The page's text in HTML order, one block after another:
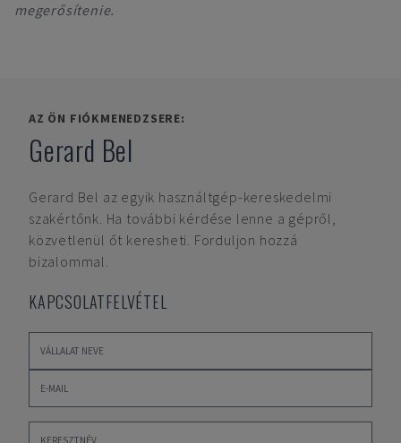
megerősítenie.
AZ ÖN FIÓKMENEDZSERE:
Gerard Bel
Gerard Bel az egyik használtgép-kereskedelmi
szakértőnk. Ha további kérdése lenne a gépről,
közvetlenül őt keresheti. Forduljon hozzá
bizalommal.
KAPCSOLATFELVÉTEL